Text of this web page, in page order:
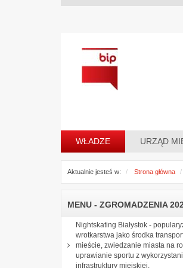
WŁADZE URZĄD
Aktualnie jesteś w: Strona główna
MENU - ZGROMADZENIA
Nightskating Białystok -
wrotkarstwa jako środka
mieście, zwiedzanie miasta na
uprawianie sportu z
infrastruktury miejskiej.